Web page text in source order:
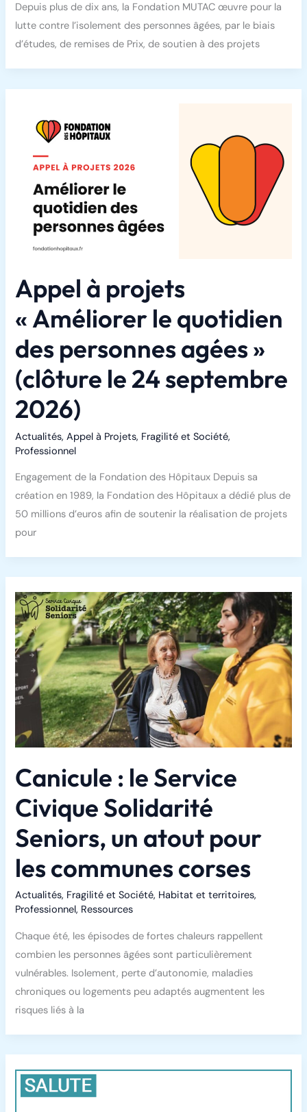
Depuis plus de dix ans, la Fondation MUTAC œuvre pour la
lutte contre l’isolement des personnes âgées, par le biais
d’études, de remises de Prix, de soutien à des projets
Appel à projets
« Améliorer le quotidien
des personnes agées »
(clôture le 24 septembre
2026)
Actualités,Appel à Projets, Fragilité et Société,
Professionnel
Engagement de la Fondation des Hôpitaux Depuis sa
création en 1989, la Fondation des Hôpitaux a dédié plus de
50 millions d’euros afin de soutenir la réalisation de projets
pour
Canicule : le Service
Civique Solidarité
Seniors, un atout pour
les communes corses
Actualités, Fragilité et Société, Habitat et territoires,
Professionnel, Ressources
Chaque été, les épisodes de fortes chaleurs rappellent
combien les personnes âgées sont particulièrement
vulnérables. Isolement, perte d’autonomie, maladies
chroniques ou logements peu adaptés augmentent les
risques liés à la